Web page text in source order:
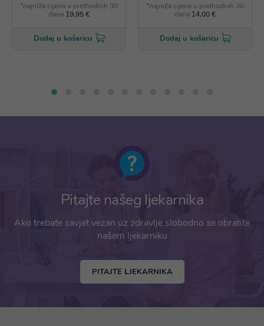
*najniža cijena u prethodnih 30
dana 19,95 €
Dodaj u košaricu
*najniža cijena u prethodnih 30
dana 14,00 €
Dodaj u košaricu
Pitajte našeg ljekarnika
Ako trebate savjet vezan uz zdravlje slobodno se obratite
našem ljekarniku
PITAJTE LJEKARNIKA